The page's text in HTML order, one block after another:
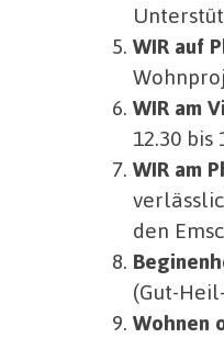
WIR auf
WIR am
12.30
WIR am
den
(Gut-
Wohnen